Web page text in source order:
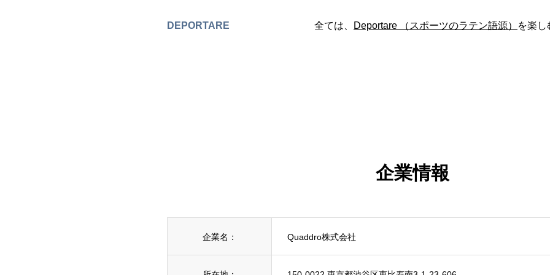
DEPORTARE 全ては、 Deportare （スポーツのラテン語源） を楽し
企業情報
企業名： Quaddro株式会社